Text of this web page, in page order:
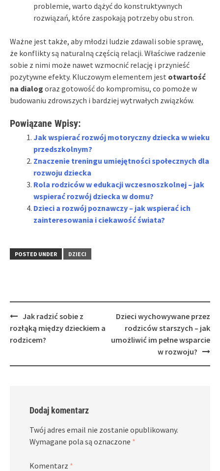
problemie, warto dążyć do konstruktywnych
rozwiązań, które zaspokają potrzeby obu stron.
Ważne jest także, aby młodzi ludzie zdawali sobie sprawę,
że konflikty są naturalną częścią relacji. Właściwe radzenie
sobie z nimi może nawet wzmocnić relację i przynieść
pozytywne efekty. Kluczowym elementem jest otwartość
na dialog oraz gotowość do kompromisu, co pomoże w
budowaniu zdrowszych i bardziej wytrwałych związków.
Powiązane Wpisy:
Jak wspierać rozwój motoryczny dziecka w wieku
przedszkolnym?
Znaczenie treningu umiejętności społecznych dla
rozwoju dziecka
Rola rodziców w edukacji wczesnoszkolnej – jak
wspierać rozwój dziecka w domu?
Dzieci a rozwój poznawczy – jak wspierać ich
zainteresowania i ciekawość świata?
POSTED UNDER DZIECI
Post
navigation
Jak radzić sobie z
rozłąką między dzieckiem a
rodzicem?
Dzieci wychowywane przez
rodziców starszych – jak
umożliwić im pełne wsparcie
w rozwoju?
Dodaj komentarz
Twój adres email nie zostanie opublikowany.
Wymagane pola są oznaczone *
Komentarz *